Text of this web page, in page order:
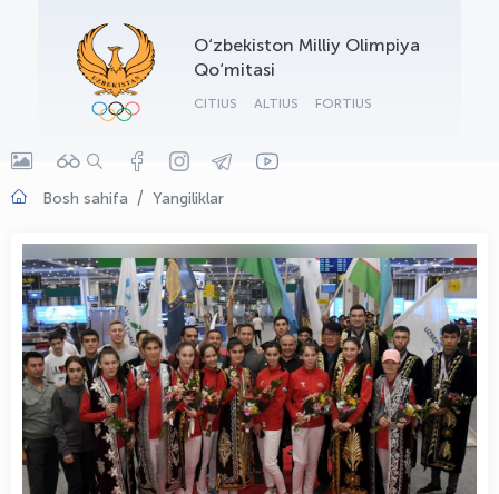
O‘zbekiston Milliy Olimpiya
Qo‘mitasi
CITIUS ALTIUS FORTIUS
Bosh sahifa Yangiliklar
OLYMPCHIK AI - yordamchi
Onlayn · olympic.uz